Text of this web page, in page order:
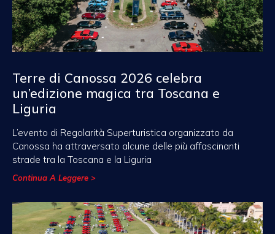
Terre di Canossa 2026 celebra
un’edizione magica tra Toscana e
Liguria
L’evento di Regolarità Superturistica organizzato da
Canossa ha attraversato alcune delle più affascinanti
strade tra la Toscana e la Liguria
Continua A Leggere >